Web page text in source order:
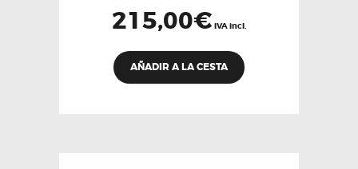
215,00€ IVA incl.
AÑADIR A LA CESTA